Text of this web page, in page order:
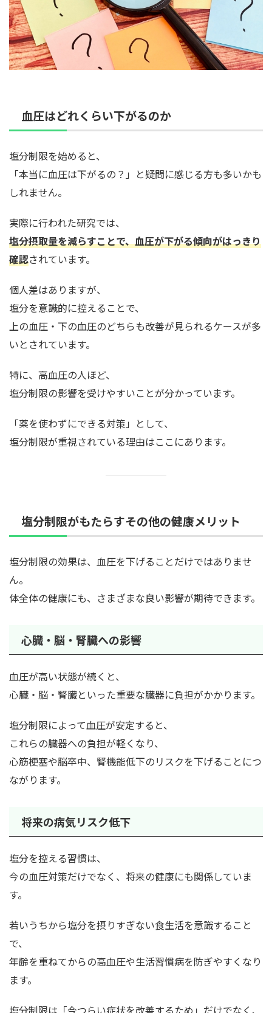
血圧はどれくらい下がるのか
塩分制限を始めると、
「本当に血圧は下がるの？」と疑問に感じる方も多いかも
しれません。
実際に行われた研究では、
塩分摂取量を減らすことで、血圧が下がる傾向がはっきり
確認されています。
個人差はありますが、
塩分を意識的に控えることで、
上の血圧・下の血圧のどちらも改善が見られるケースが多
いとされています。
特に、高血圧の人ほど、
塩分制限の影響を受けやすいことが分かっています。
「薬を使わずにできる対策」として、
塩分制限が重視されている理由はここにあります。
塩分制限がもたらすその他の健康メリット
塩分制限の効果は、血圧を下げることだけではありませ
ん。
体全体の健康にも、さまざまな良い影響が期待できます。
心臓・脳・腎臓への影響
血圧が高い状態が続くと、
心臓・脳・腎臓といった重要な臓器に負担がかかります。
塩分制限によって血圧が安定すると、
これらの臓器への負担が軽くなり、
心筋梗塞や脳卒中、腎機能低下のリスクを下げることにつ
ながります。
将来の病気リスク低下
塩分を控える習慣は、
今の血圧対策だけでなく、将来の健康にも関係していま
す。
若いうちから塩分を摂りすぎない食生活を意識すること
で、
年齢を重ねてからの高血圧や生活習慣病を防ぎやすくなり
ます。
塩分制限は「今つらい症状を改善するため」だけでなく、